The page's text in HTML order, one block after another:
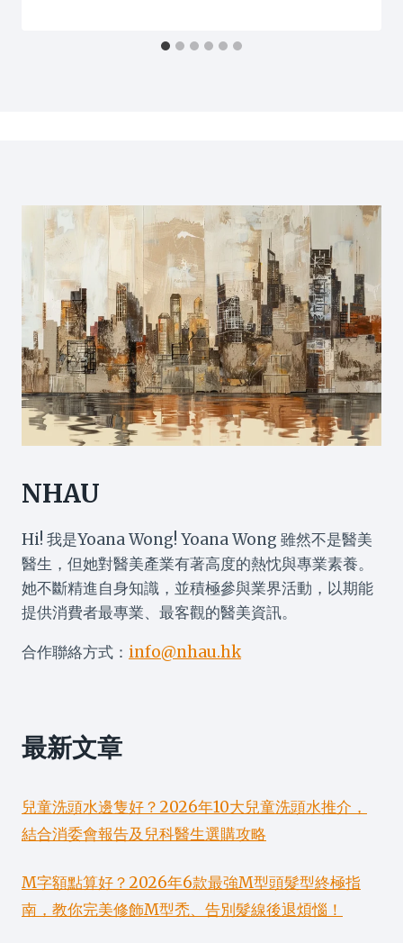
NHAU
Hi! 我是Yoana Wong! Yoana Wong 雖然不是醫美
醫生，但她對醫美產業有著高度的熱忱與專業素養。
她不斷精進自身知識，並積極參與業界活動，以期能
提供消費者最專業、最客觀的醫美資訊。
合作聯絡方式： info@nhau.hk
最新文章
兒童洗頭水邊隻好？2026年10大兒童洗頭水推介，
結合消委會報告及兒科醫生選購攻略
M字額點算好？2026年6款最強M型頭髮型終極指
南，教你完美修飾M型禿、告別髮線後退煩惱！